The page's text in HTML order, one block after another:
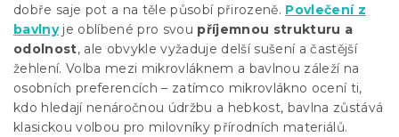
dobře saje pot a na těle působí přirozeně. Povlečení z
bavlnyje oblíbené pro svou příjemnou strukturu a
odolnost, ale obvykle vyžaduje delší sušení a častější
žehlení. Volba mezi mikrovláknem a bavlnou záleží na
osobních preferencích – zatímco mikrovlákno ocení ti,
kdo hledají nenáročnou údržbu a hebkost, bavlna zůstává
klasickou volbou pro milovníky přírodních materiálů.